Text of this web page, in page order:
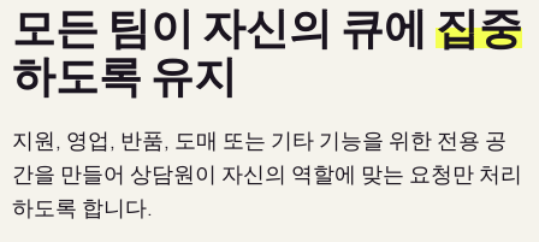
모든 팀이 자신의 큐에 집중
하도록 유지
지원, 영업, 반품, 도매 또는 기타 기능을 위한 전용 공
간을 만들어 상담원이 자신의 역할에 맞는 요청만 처리
하도록 합니다.